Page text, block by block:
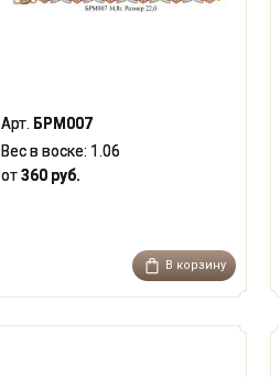
Арт. БРМ007
Вес в воске: 1.06
от360 руб.
В корзину